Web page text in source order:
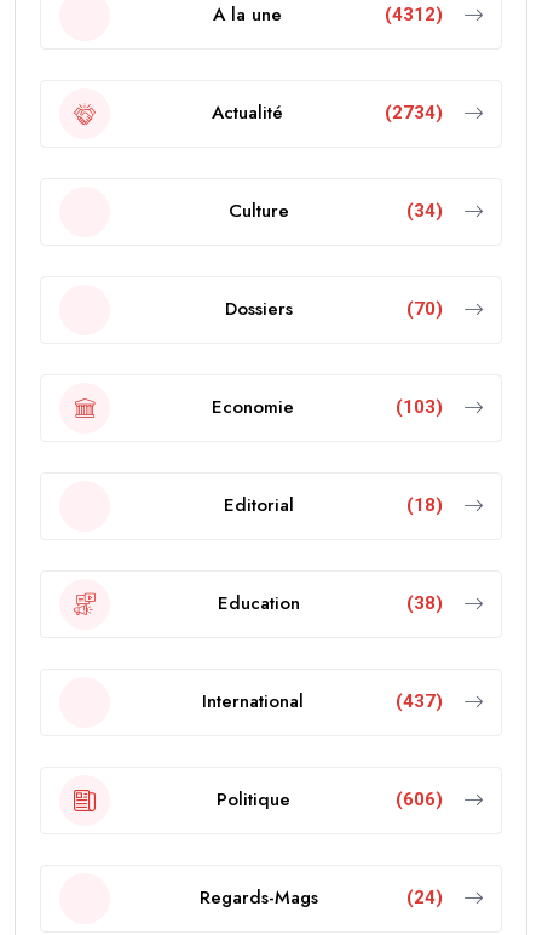
A la une (4312)
Actualité (2734)
Culture (34)
Dossiers (70)
Economie (103)
Editorial (18)
Education (38)
International (437)
Politique (606)
Regards-Mags (24)